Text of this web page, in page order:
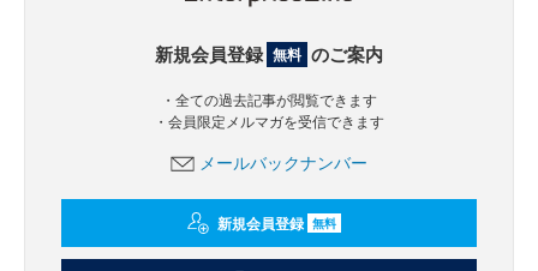
新規会員登録 無料 のご案内
・全ての過去記事が閲覧できます
・会員限定メルマガを受信できます
メールバックナンバー
新規会員登録 無料